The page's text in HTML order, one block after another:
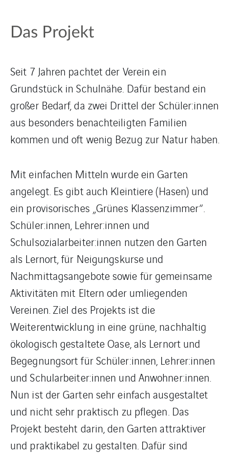
Das Projekt
Seit 7 Jahren pachtet der Verein ein
Grundstück in Schulnähe. Dafür bestand ein
großer Bedarf, da zwei Drittel der Schüler:innen
aus besonders benachteiligten Familien
kommen und oft wenig Bezug zur Natur haben.
Mit einfachen Mitteln wurde ein Garten
angelegt. Es gibt auch Kleintiere (Hasen) und
ein provisorisches „Grünes Klassenzimmer“.
Schüler:innen, Lehrer:innen und
Schulsozialarbeiter:innen nutzen den Garten
als Lernort, für Neigungskurse und
Nachmittagsangebote sowie für gemeinsame
Aktivitäten mit Eltern oder umliegenden
Vereinen. Ziel des Projekts ist die
Weiterentwicklung in eine grüne, nachhaltig
ökologisch gestaltete Oase, als Lernort und
Begegnungsort für Schüler:innen, Lehrer:innen
und Schularbeiter:innen und Anwohner:innen.
Nun ist der Garten sehr einfach ausgestaltet
und nicht sehr praktisch zu pflegen. Das
Projekt besteht darin, den Garten attraktiver
und praktikabel zu gestalten. Dafür sind